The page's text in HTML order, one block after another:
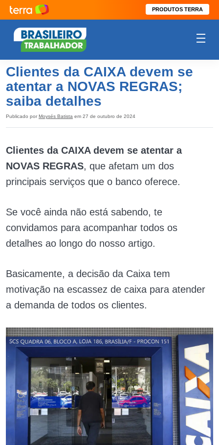
PRODUTOS TERRA
Clientes da CAIXA devem se
atentar a NOVAS REGRAS;
saiba detalhes
Publicado por Moysés Batista em 27 de outubro de 2024
Clientes da CAIXA devem se atentar a
NOVAS REGRAS, que afetam um dos
principais serviços que o banco oferece.
Se você ainda não está sabendo, te
convidamos para acompanhar todos os
detalhes ao longo do nosso artigo.
Basicamente, a decisão da Caixa tem
motivação na escassez de caixa para atender
a demanda de todos os clientes.